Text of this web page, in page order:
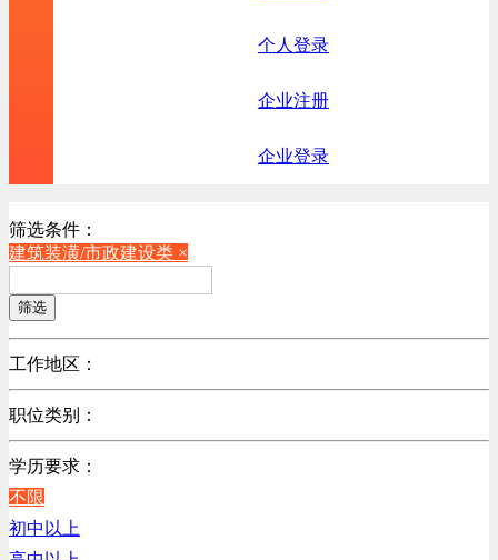
个人登录
企业注册
企业登录
筛选条件：
建筑装潢/市政建设类 ×
筛选
工作地区：
不限
北京
广东
江苏
陕西
浙江
职位类别：
不限
机械制造/仪器仪表类
计算机硬件类
销售管理类
学历要求：
不限
初中以上